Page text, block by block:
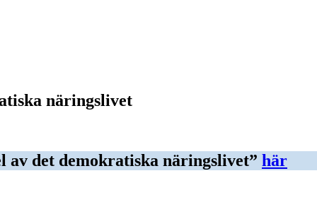
näringslivet
av det demokratiska näringslivet” här